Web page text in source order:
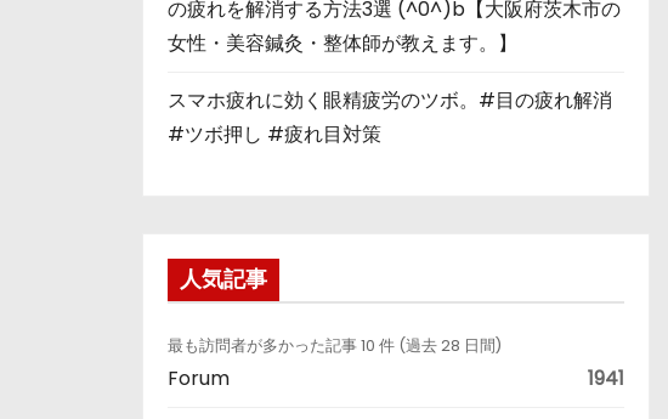
の疲れを解消する方法3選 (^0^)b【大阪府茨木市の
女性・美容鍼灸・整体師が教えます。】
スマホ疲れに効く眼精疲労のツボ。#目の疲れ解消
#ツボ押し #疲れ目対策
人気記事
最も訪問者が多かった記事 10 件 (過去 28 日間)
Forum 1941